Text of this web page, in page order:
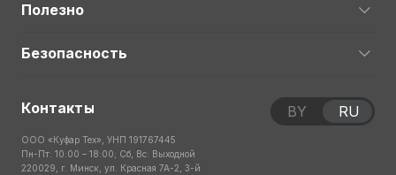
Полезно
Безопасность
Контакты
ООО «Куфар Тех», УНП 191767445
Пн-Пт: 10:00 – 18:00; Сб, Вс: Выходной
220029, г. Минск, ул. Красная 7А-2, 3-й
BY RU